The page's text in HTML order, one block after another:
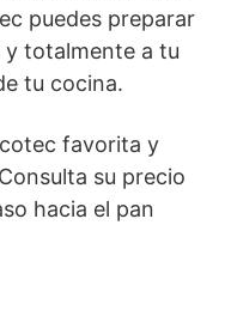
puedes preparar
y totalmente a tu
tu cocina.
favorita y
su precio
hacia el pan